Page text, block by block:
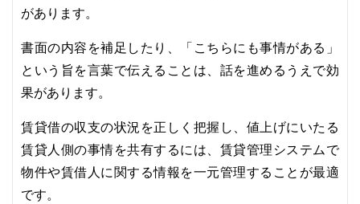
があります。
書面の内容を補足したり、「こちらにも事情がある」
という旨を言葉で伝えることは、話を進めるうえで効
果があります。
賃貸借の収支の状況を正しく把握し、値上げにいたる
賃貸人側の事情を共有するには、賃貸管理システムで
物件や賃借人に関する情報を一元管理することが最適
です。